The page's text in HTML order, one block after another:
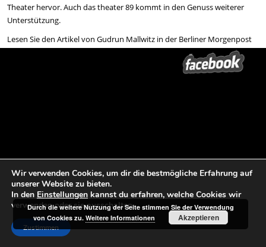
Theater hervor. Auch das theater 89 kommt in den Genuss weiterer
Unterstützung.
Lesen Sie den Artikel von Gudrun Mallwitz in der Berliner Morgenpost
Berliner Morgenpost – Mehr Geld für freie Theater in Brandenburg
Beitrags-Navigation
←HANS-SACHS-SPIELE | Die
Konzeptionsprobe
das sonst nicht da wäre
Wir verwenden Cookies, um dir die bestmögliche Erfahrung auf
unserer Website zu bieten.
In den Einstellungen kannst du erfahren, welche Cookies wir
verwenden oder sie ausschalten.
Zustimmen
Durch die weitere Nutzung der Seite stimmen Sie der Verwendung
von Cookies zu.Weitere Informationen Akzeptieren